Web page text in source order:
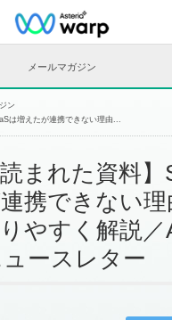
メールマガジン
ン
は増えたが連携できない理由...
読まれた資料】
携できない理
やすく解説／
ースレター